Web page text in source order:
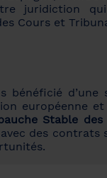
juridiction
Cours et
bénéficié
européenne
Stable des
des